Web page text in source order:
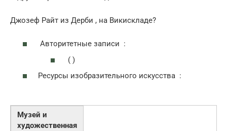
Джозеф Райт из Дерби , на Викискладе?
Авторитетные записи :
( )
Ресурсы изобразительного искусства :
Музей и
художественная